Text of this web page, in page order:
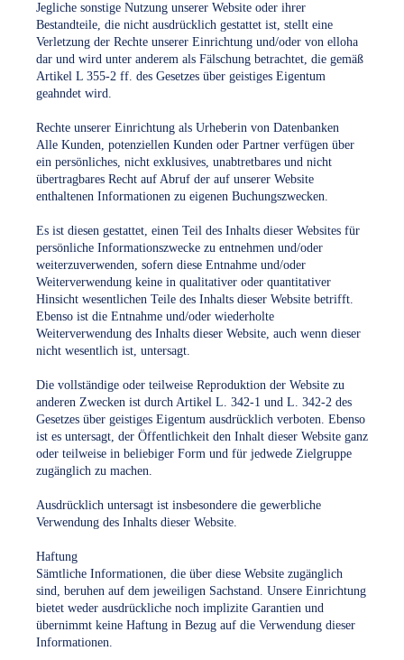
Jegliche sonstige Nutzung unserer Website oder ihrer
Bestandteile, die nicht ausdrücklich gestattet ist, stellt eine
Verletzung der Rechte unserer Einrichtung und/oder von elloha
dar und wird unter anderem als Fälschung betrachtet, die gemäß
Artikel L 355-2 ff. des Gesetzes über geistiges Eigentum
geahndet wird.
Rechte unserer Einrichtung als Urheberin von Datenbanken
Alle Kunden, potenziellen Kunden oder Partner verfügen über
ein persönliches, nicht exklusives, unabtretbares und nicht
übertragbares Recht auf Abruf der auf unserer Website
enthaltenen Informationen zu eigenen Buchungszwecken.
Es ist diesen gestattet, einen Teil des Inhalts dieser Websites für
persönliche Informationszwecke zu entnehmen und/oder
weiterzuverwenden, sofern diese Entnahme und/oder
Weiterverwendung keine in qualitativer oder quantitativer
Hinsicht wesentlichen Teile des Inhalts dieser Website betrifft.
Ebenso ist die Entnahme und/oder wiederholte
Weiterverwendung des Inhalts dieser Website, auch wenn dieser
nicht wesentlich ist, untersagt.
Die vollständige oder teilweise Reproduktion der Website zu
anderen Zwecken ist durch Artikel L. 342-1 und L. 342-2 des
Gesetzes über geistiges Eigentum ausdrücklich verboten. Ebenso
ist es untersagt, der Öffentlichkeit den Inhalt dieser Website ganz
oder teilweise in beliebiger Form und für jedwede Zielgruppe
zugänglich zu machen.
Ausdrücklich untersagt ist insbesondere die gewerbliche
Verwendung des Inhalts dieser Website.
Haftung
Sämtliche Informationen, die über diese Website zugänglich
sind, beruhen auf dem jeweiligen Sachstand. Unsere Einrichtung
bietet weder ausdrückliche noch implizite Garantien und
übernimmt keine Haftung in Bezug auf die Verwendung dieser
Informationen.